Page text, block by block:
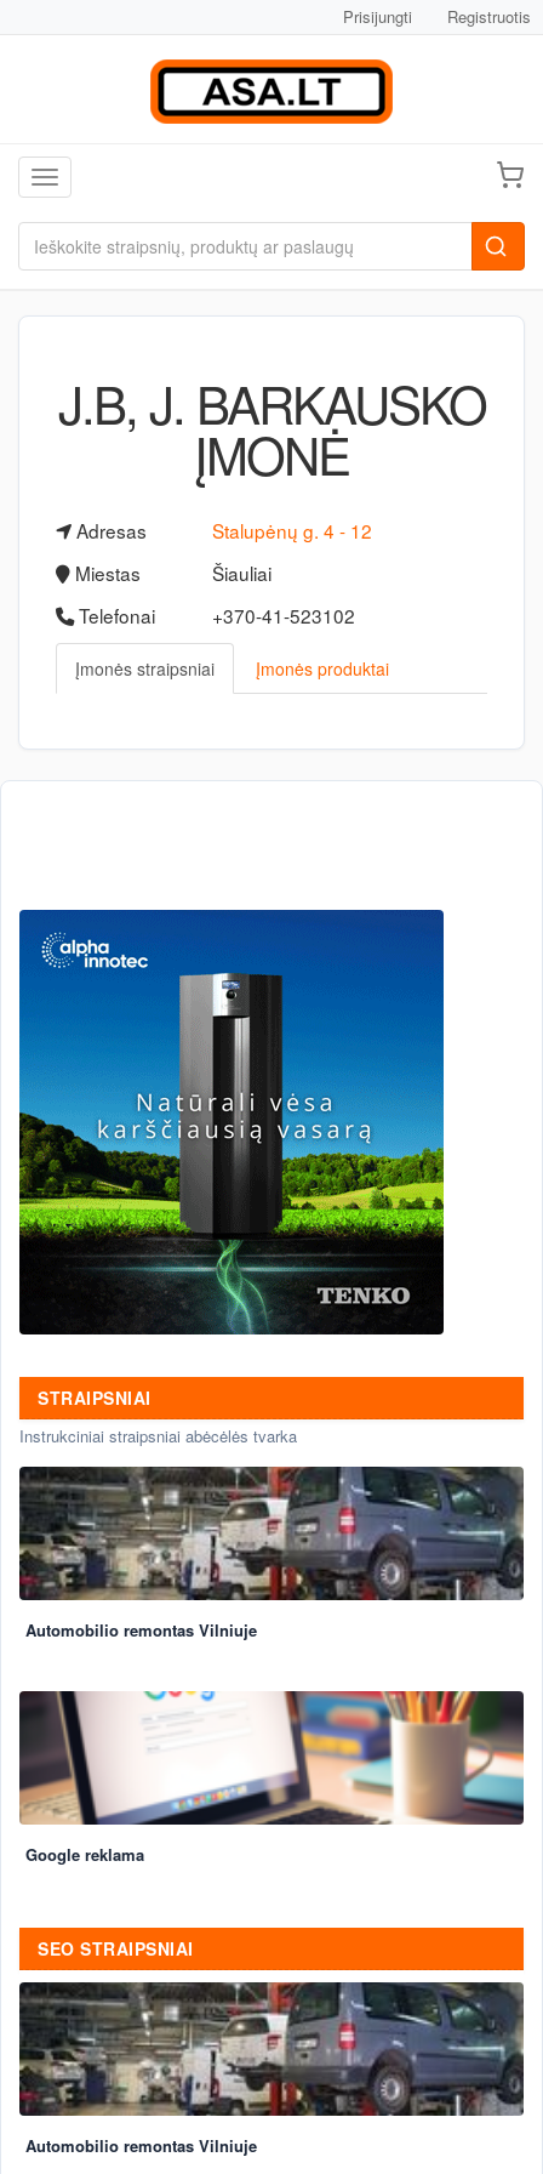
Prisijungti Registruotis
Toggle navigation
J.B, J. BARKAUSKO
ĮMONĖ
Adresas
Stalupėnų g. 4 - 12
Miestas
Šiauliai
Telefonai
+370-41-523102
Įmonės straipsniai Įmonės produktai
STRAIPSNIAI
Instrukciniai straipsniai abėcėlės tvarka
Automobilio remontas Vilniuje
Google reklama
SEO STRAIPSNIAI
Automobilio remontas Vilniuje